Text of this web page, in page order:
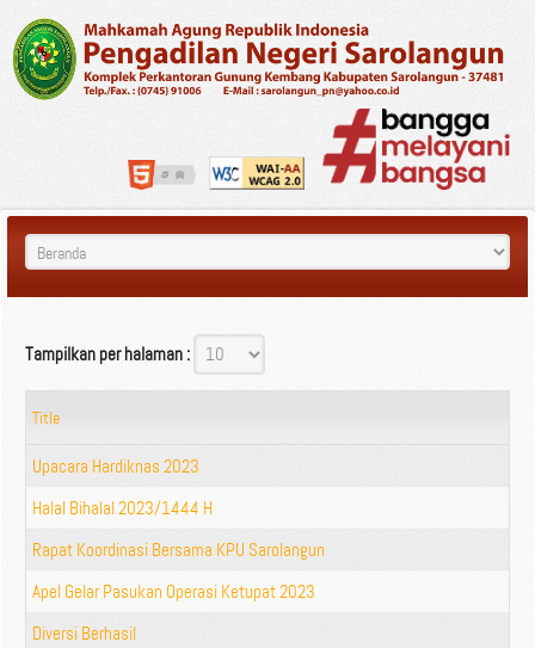
Tampilkan per halaman :
Title
Upacara Hardiknas 2023
Halal Bihalal 2023/1444 H
Rapat Koordinasi Bersama KPU Sarolangun
Apel Gelar Pasukan Operasi Ketupat 2023
Diversi Berhasil